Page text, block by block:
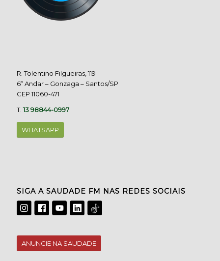
R. Tolentino Filgueiras, 119
6º Andar – Gonzaga – Santos/SP
CEP 11060-471
T.13 98844-0997
WHATSAPP
SIGA A SAUDADE FM NAS REDES SOCIAIS
ANUNCIE NA SAUDADE